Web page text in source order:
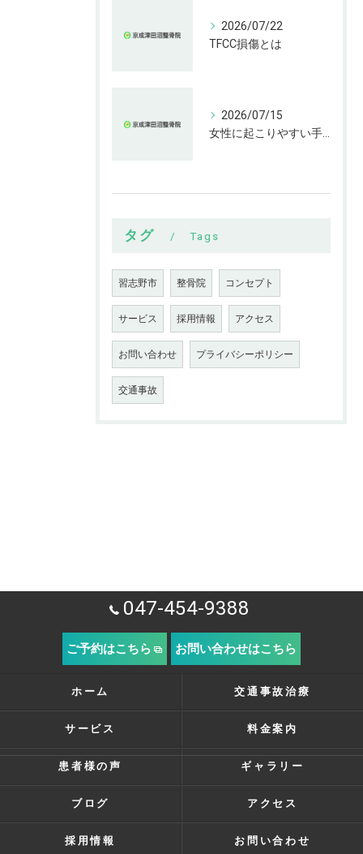
2026/07/22
TFCC損傷とは
2026/07/15
タグ Tags
習志野市 整骨院 コンセプト
サービス 採用情報 アクセス
お問い合わせ プライバシーポリシー
交通事故
047-454-9388
ご予約はこちら お問い合わせはこちら
ホーム 交通事故治療
サービス 料金案内
患者様の声 ギャラリー
ブログ アクセス
採用情報 お問い合わせ